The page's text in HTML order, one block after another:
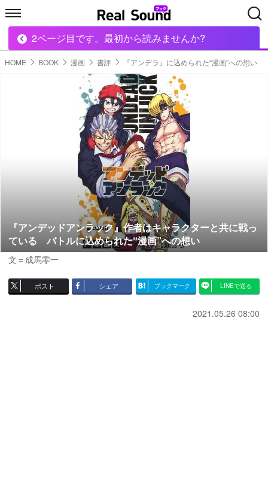
HOME MUSIC MOVIE TECH
HOME BOOK 漫画 書評 『アンデラ』に込められた“漫画”への想い
『アンデッドアンラック』作者はキャラクターと共に戦っ
ている バトルに込められた“漫画”への想い
文＝成馬零一
ポスト シェア ブックマーク LINEで送る
2021.05.26 08:00
2ページ目です。最初から読みませんか?